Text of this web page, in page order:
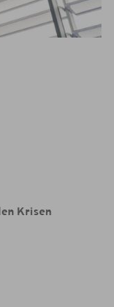
Krisen